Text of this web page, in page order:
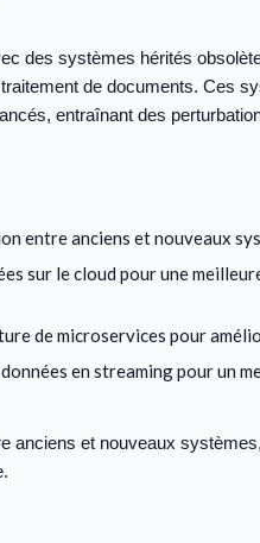
des systèmes hérités
de documents. Ces
entraînant des
entre anciens et nouveaux
sur le cloud pour une
de microservices pour
en streaming pour un
anciens et nouveaux